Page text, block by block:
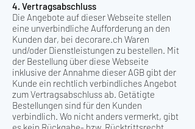
4. Vertragsabschluss
Die Angebote auf dieser Webseite stellen
eine unverbindliche Aufforderung an den
Kunden dar, bei decorare.ch Waren
und/oder Dienstleistungen zu bestellen. Mit
der Bestellung über diese Webseite
inklusive der Annahme dieser AGB gibt der
Kunde ein rechtlich verbindliches Angebot
zum Vertragsabschluss ab. Getätigte
Bestellungen sind für den Kunden
verbindlich. Wo nicht anders vermerkt, gibt